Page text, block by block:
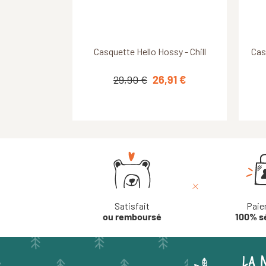
Casquette Hello Hossy - Patch
29,90 € 26,91 €
Casquette Hello Hossy - Chill
29,90 € 26,91 €
Satisfait
ou remboursé
100%